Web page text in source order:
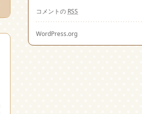
コメントの RSS
WordPress.org